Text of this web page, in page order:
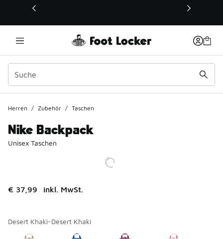
Dieser Link öffnet sich in einem neuen Fenster
Herren / Zubehör / Taschen
Nike Backpack
Unisex Taschen
€ 37,99 inkl. MwSt.
Desert Khaki-Desert Khaki
Seite 1 von 1 zeigt die Farben 1 bis 4 von 4 an.
Bitte wählen Sie einen Stil aus *